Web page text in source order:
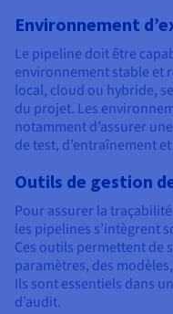
Environnement
Le pipeline doit être
environnement stable et
local, cloud ou hybride,
du projet. Les
notamment d’assurer
de test, d’entraînement
Outils de gestion
Pour assurer la
les pipelines s’intègrent
Ces outils permettent de
paramètres, des
Ils sont essentiels dans
d’audit.